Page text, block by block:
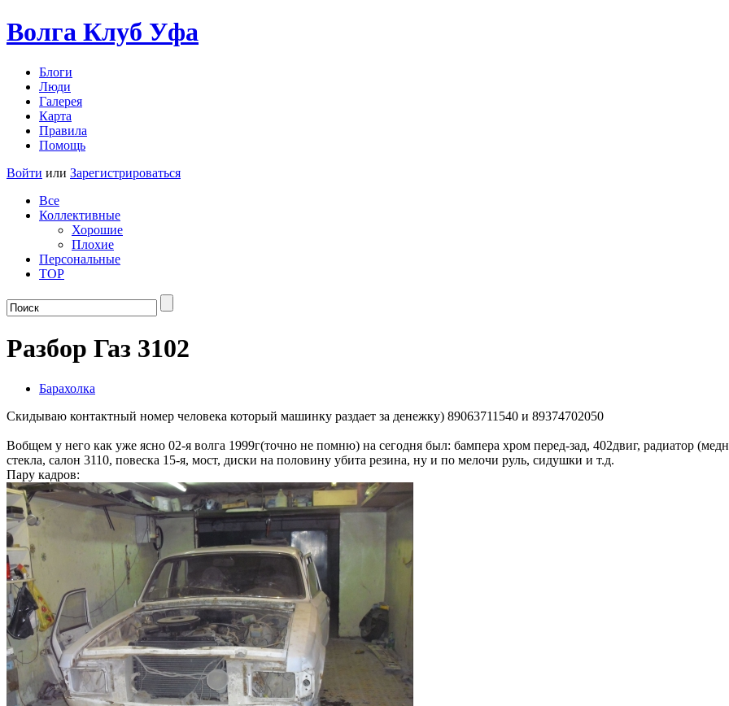
Волга Клуб Уфа
Блоги
Люди
Галерея
Карта
Правила
Помощь
Войти или Зарегистрироваться
Все
Коллективные
Хорошие
Плохие
Персональные
TOP
Разбор Газ 3102
Барахолка
Скидываю контактный номер человека который машинку раздает за денежку) 89063711540 и 89374702050
Вобщем у него как уже ясно 02-я волга 1999г(точно не помню) на сегодня был: бампера хром перед-зад, 402двиг, радиатор
стекла, салон 3110, повеска 15-я, мост, диски на половину убита резина, ну и по мелочи руль, сидушки и т.д.
Пару кадров: